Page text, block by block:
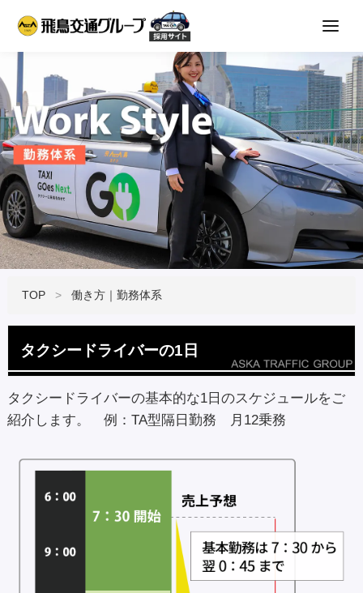
TOP 働き方｜勤務体系
タクシードライバーの1日
タクシードライバーの基本的な1日のスケジュールをご
紹介します。 例：TA型隔日勤務 月12乗務